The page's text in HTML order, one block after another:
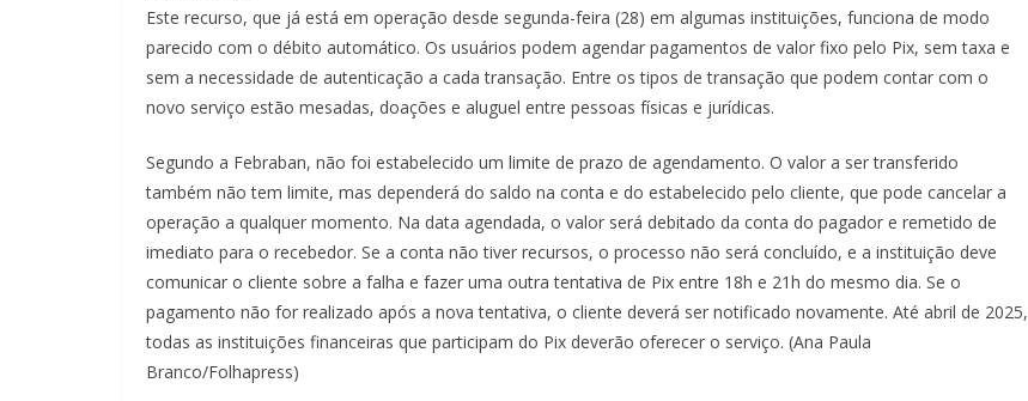
Este recurso, que já está em operação desde segunda-feira (28) em algumas instituições, funciona de modo
parecido com o débito automático. Os usuários podem agendar pagamentos de valor fixo pelo Pix, sem taxa e
sem a necessidade de autenticação a cada transação. Entre os tipos de transação que podem contar com o
novo serviço estão mesadas, doações e aluguel entre pessoas físicas e jurídicas.
Segundo a Febraban, não foi estabelecido um limite de prazo de agendamento. O valor a ser transferido
também não tem limite, mas dependerá do saldo na conta e do estabelecido pelo cliente, que pode cancelar a
operação a qualquer momento. Na data agendada, o valor será debitado da conta do pagador e remetido de
imediato para o recebedor. Se a conta não tiver recursos, o processo não será concluído, e a instituição deve
comunicar o cliente sobre a falha e fazer uma outra tentativa de Pix entre 18h e 21h do mesmo dia. Se o
pagamento não for realizado após a nova tentativa, o cliente deverá ser notificado novamente. Até abril de 2025,
todas as instituições financeiras que participam do Pix deverão oferecer o serviço. (Ana Paula
Branco/Folhapress)